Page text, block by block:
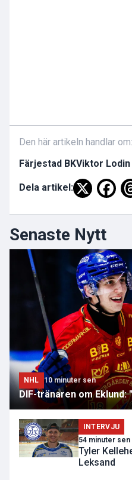
Den här artikeln handlar om:
Färjestad BKViktor Lodin
Dela artikel:
Senaste Nytt
NHL 10 minuter sen
DIF-tränaren om
INTERVJU
54 minuter sen
Tyler
Leksand